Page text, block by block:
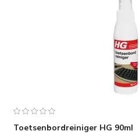
Toetsenbordreiniger HG 90ml